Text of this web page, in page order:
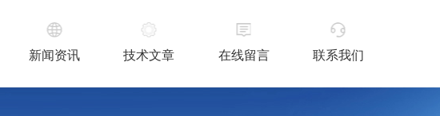
新闻资讯 技术文章 在线留言 联系我们